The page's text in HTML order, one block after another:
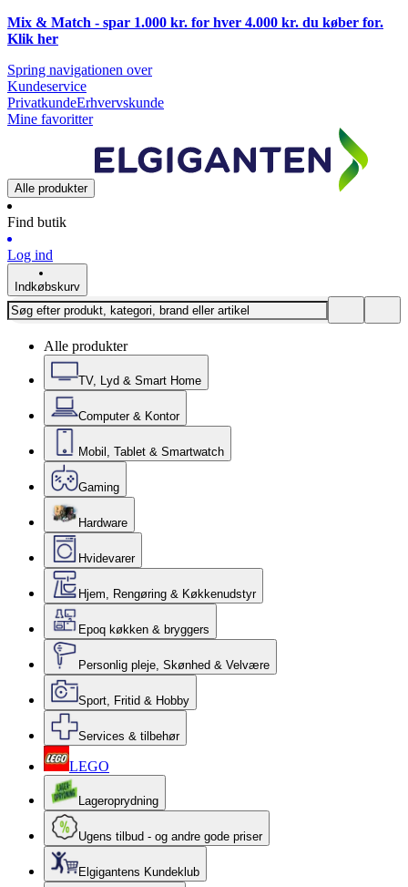
Mix & Match - spar 1.000 kr. for hver 4.000 kr. du køber for.
Klik her
Spring navigationen over
Kundeservice
PrivatkundeErhvervskunde
Mine favoritter
Alle produkter
Find butik
Log ind
Indkøbskurv
Alle produkter
TV, Lyd & Smart Home
Computer & Kontor
Mobil, Tablet & Smartwatch
Gaming
Hardware
Hvidevarer
Hjem, Rengøring & Køkkenudstyr
Epoq køkken & bryggers
Personlig pleje, Skønhed & Velvære
Sport, Fritid & Hobby
Services & tilbehør
LEGO
Lageroprydning
Ugens tilbud - og andre gode priser
Elgigantens Kundeklub